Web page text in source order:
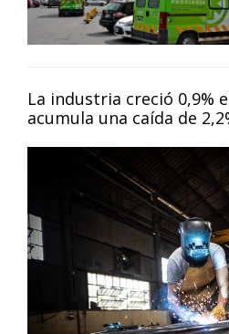
La industria creció 0,9%
acumula una caída de